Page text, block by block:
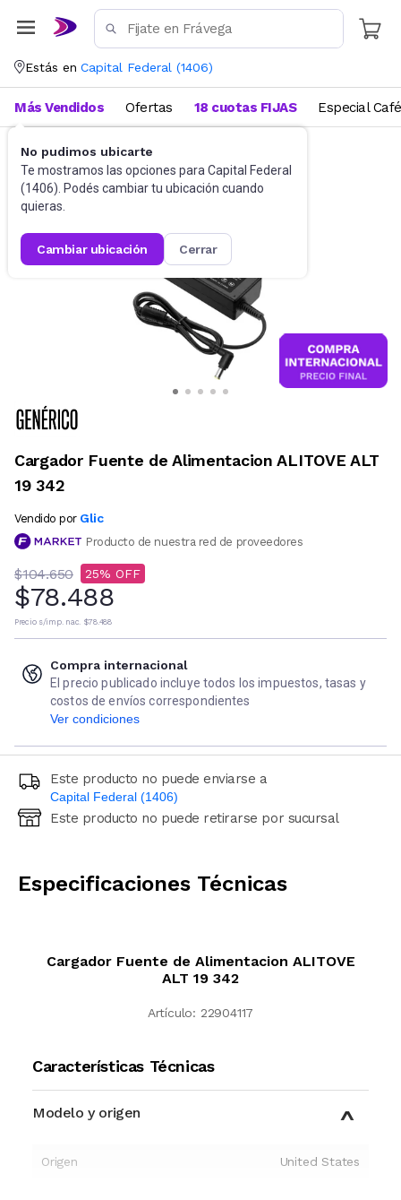
Estás en Capital Federal (1406)
No pudimos ubicarte
Te mostramos las opciones para Capital Federal
(1406). Podés cambiar tu ubicación cuando
quieras.
cambiar ubicación cerrar
Más Vendidos Ofertas 18 cuotas FIJAS Especial Café
Accesorios de Informática
Cargador Fuente de Alimentacion ALITOVE ALT
19 342
Vendido por Glic
Producto de nuestra red de proveedores
$104.650 25
$78.488
Precio s/imp. nac. $78.488
Compra internacional
El precio publicado incluye todos los impuestos, tasas y
costos de envíos correspondientes
Ver condiciones
Este producto no puede enviarse a
Capital Federal (1406)
Ingresá código postal (sólo números)
Este producto no puede retirarse por sucursal
Especificaciones Técnicas
Cargador Fuente de Alimentacion ALITOVE
ALT 19 342
Artículo: 22904117
Características Técnicas
Modelo y origen
Origen United States